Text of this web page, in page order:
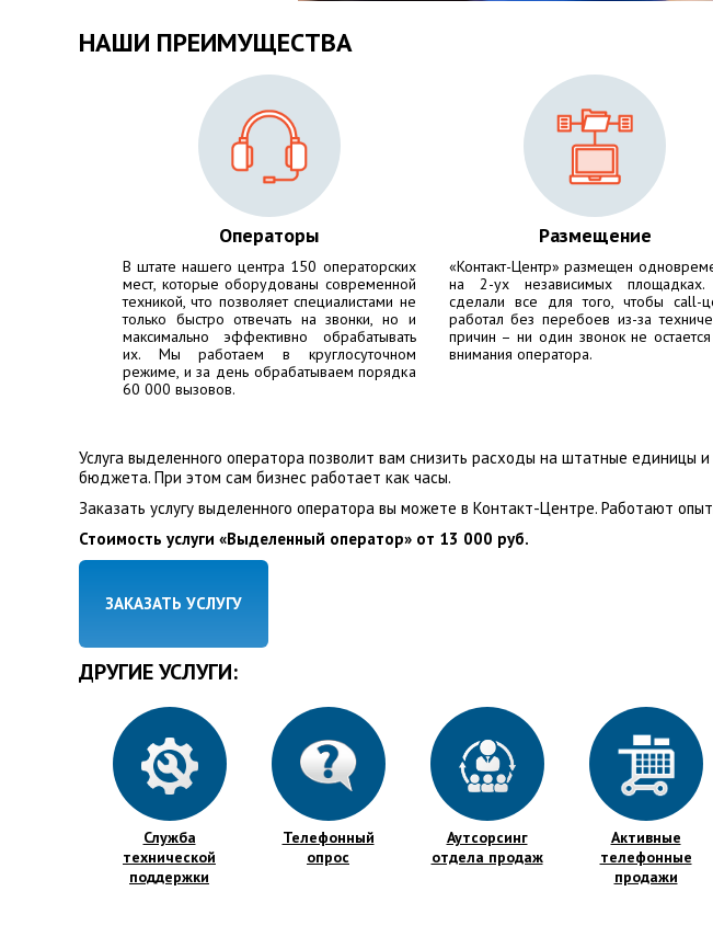
НАШИ ПРЕИМУЩЕСТВА
Операторы
В штате нашего центра 150 операторских
мест, которые оборудованы современной
техникой, что позволяет специалистами не
только быстро отвечать на звонки, но и
максимально эффективно обрабатывать
их. Мы работаем в круглосуточном
режиме, и за день обрабатываем порядка
60 000 вызовов.
Размещение
«Контакт-Центр» размещен
на 2-ух независимых
сделали все для того, чтобы call-
работал без перебоев из-за
причин – ни один звонок не
внимания оператора.
Услуга выделенного оператора позволит вам снизить расходы на штатные единицы
бюджета. При этом сам бизнес работает как часы.
Заказать услугу выделенного оператора вы можете в Контакт-Центре. Работают
Стоимость услуги «Выделенный оператор» от 13 000 руб.
ЗАКАЗАТЬ УСЛУГУ
ДРУГИЕ УСЛУГИ:
Служба
технической
поддержки
Телефонный
опрос
Аутсорсинг
отдела продаж
Активные
телефонные
продажи